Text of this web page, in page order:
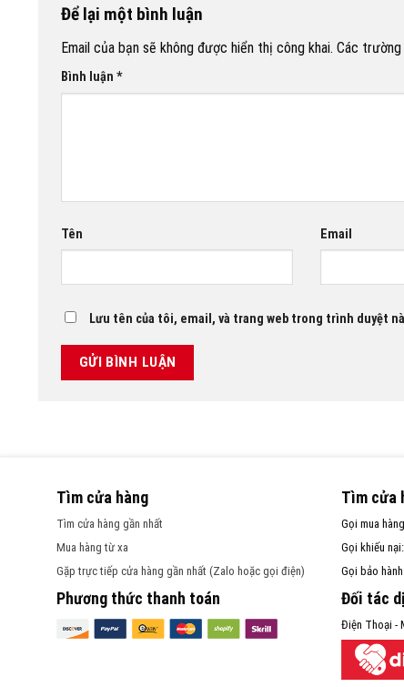
Để lại một bình luận
Email của bạn sẽ không được hiển thị công khai. Các
Bình luận *
Tên Email
Lưu tên của tôi, email, và trang web trong trình duyệt
Tìm cửa hàng
Tìm cửa hàng gần nhất
Mua hàng từ xa
Gặp trực tiếp cửa hàng gần nhất (Zalo hoặc gọi điện)
Phương thức thanh toán
Tìm cửa
Gọi mua
Gọi khiếu nại:
Gọi bảo
Đối tác
Điện Thoại -